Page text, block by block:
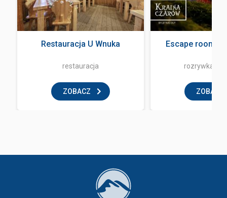
Restauracja U Wnuka
restauracja
ZOBACZ
Escape room -
rozrywka i
ZOBACZ